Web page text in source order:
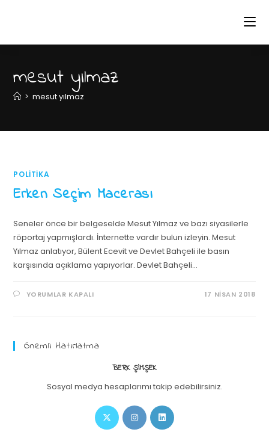
mesut yılmaz
> mesut yılmaz
POLITIKA
Erken Seçim Macerası
Seneler önce bir belgeselde Mesut Yılmaz ve bazı siyasilerle
röportaj yapmışlardı. İnternette vardır bulun izleyin. Mesut
Yılmaz anlatıyor, Bülent Ecevit ve Devlet Bahçeli ile basın
karşısında açıklama yapıyorlar. Devlet Bahçeli…
YORUMLAR KAPALI 17 NISAN 2018
Önemli Hatırlatma
BERK ŞIMŞEK
Sosyal medya hesaplarımı takip edebilirsiniz.